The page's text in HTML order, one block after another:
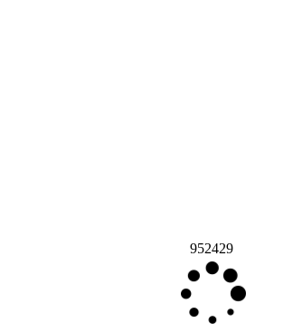
952429